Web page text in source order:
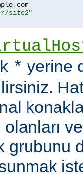
. com
site2"
* yerine
olanları
grubunu